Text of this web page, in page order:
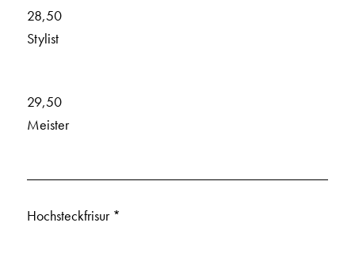
28,50
Stylist
29,50
Meister
Hochsteckfrisur *